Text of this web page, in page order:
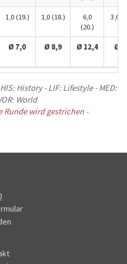
1,0 (19.) 1,0 (18.)
6,0
(20.)
3,0
Ø 7,0 Ø 8,9 Ø 12,4 Ø
History - LIF: Lifestyle - MED:
World
Runde wird gestrichen -